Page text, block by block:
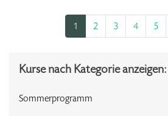
1 2 3 4 5
Kurse nach Kategorie anzeigen:
Sommerprogramm